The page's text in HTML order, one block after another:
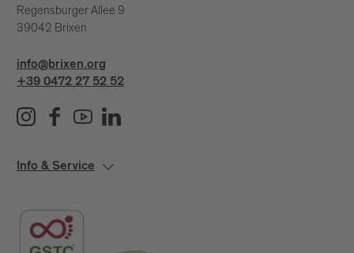
Regensburger Allee 9
39042 Brixen
info@brixen.org
+39 0472 27 52 52
Info & Service